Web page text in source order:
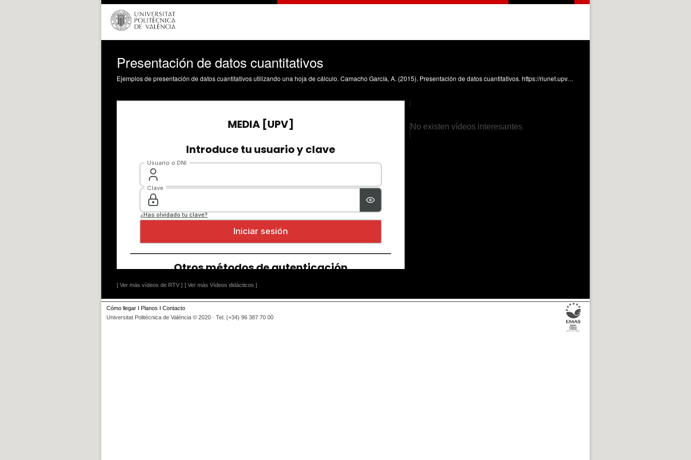
Presentación de datos cuantitativos
Ejemplos de presentación de datos cuantitativos utilizando una hoja de cálculo. Camacho García, A. (2015). Presentación de datos cuantitativos. https://riunet.upv.es/handle/10251/51971
[ Ver más vídeos de RTV ] [ Ver más Vídeos didácticos ]
No existen vídeos interesantes
Cómo llegar I Planos I Contacto
Universitat Politècnica de València © 2020 · Tel. (+34) 96 387 70 00